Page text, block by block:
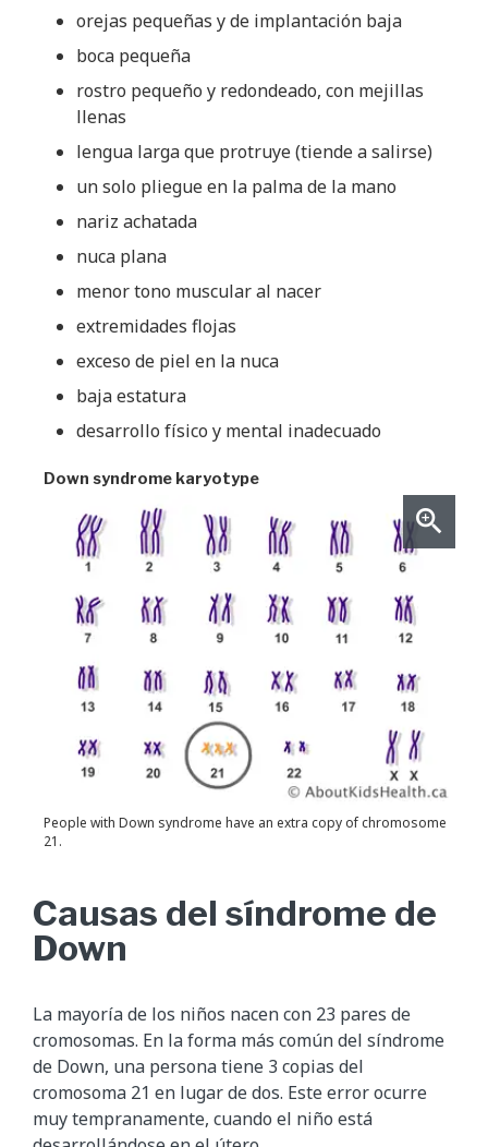
orejas pequeñas y de implantación baja
boca pequeña
rostro pequeño y redondeado, con mejillas
llenas
lengua larga que protruye (tiende a salirse)
un solo pliegue en la palma de la mano
nariz achatada
nuca plana
menor tono muscular al nacer
extremidades flojas
exceso de piel en la nuca
baja estatura
desarrollo físico y mental inadecuado
Down syndrome karyotype
People with Down syndrome have an extra copy of chromosome
21.
Causas del síndrome de
Down
La mayoría de los niños nacen con 23 pares de
cromosomas. En la forma más común del síndrome
de Down, una persona tiene 3 copias del
cromosoma 21 en lugar de dos. Este error ocurre
muy tempranamente, cuando el niño está